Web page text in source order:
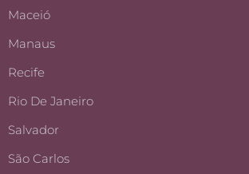
Maceió
Manaus
Recife
Rio De Janeiro
Salvador
São Carlos